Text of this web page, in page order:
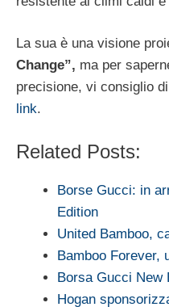
La sua è una visione
Change”, ma per
precisione, vi consiglio
link.
Related Posts:
Borse Gucci: in
Edition
United Bamboo,
Bamboo Forever,
Borsa Gucci New
Hogan